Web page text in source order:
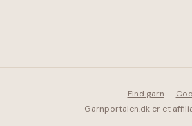
Find garn
Garnportalen.dk er et